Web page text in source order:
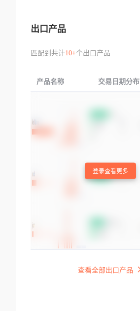
出口产品
匹配到共计10+个出口产品
产品名称 交易日期分布
登录查看更多
查看全部出口产品